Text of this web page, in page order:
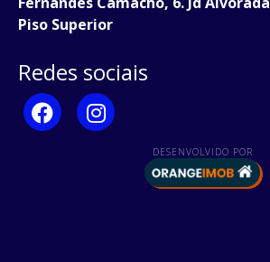
Piso Superior
Redes sociais
DESENVOLVIDO POR